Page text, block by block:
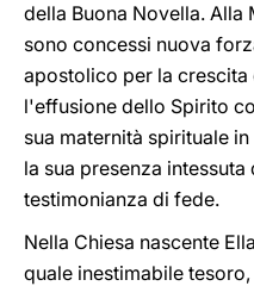
della Buona Novella. Alla
sono concessi nuova
apostolico per la crescita
l'effusione dello Spirito
sua maternità spirituale
la sua presenza intessuta
testimonianza di fede.
Nella Chiesa nascente
quale inestimabile